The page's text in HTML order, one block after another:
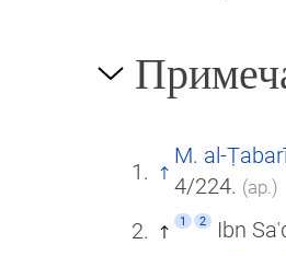
M. al-
4/224. (ар.)
1 2 Ibn